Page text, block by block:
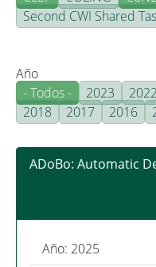
Second CWI Shared
Año
- Todos -
2023 2022
2018
2017 2016
ADoBo: Automatic
Año: 2025